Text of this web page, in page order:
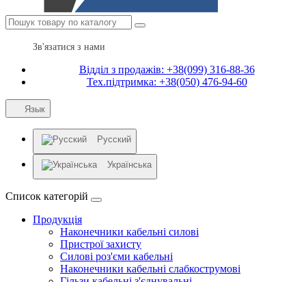
Зв'язатися з нами
Відділ з продажів: +38(099) 316-88-36
Тех.підтримка: +38(050) 476-94-60
Язык
Русский
Українська
Список категорій
Продукція
Наконечники кабельні силові
Пристрої захисту
Силові роз'єми кабельні
Наконечники кабельні слабкострумові